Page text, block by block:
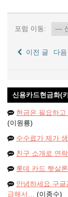
포럼 이동:
이전 글 다
신용카드현금화(
현금은 필요하
(이원룡)
수수료가 제가
친구 소개로 연
롯데 카드 햇살
안녕하세요 구글
급해서… (이종수)